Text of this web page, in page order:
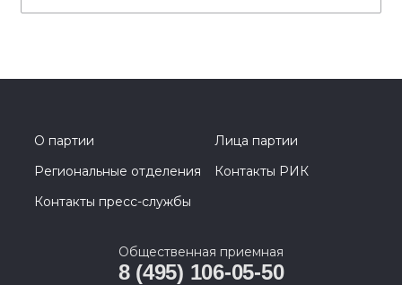
О партии
Лица партии
Региональные отделения
Контакты РИК
Контакты пресс-службы
Общественная приемная
8 (495) 106-05-50